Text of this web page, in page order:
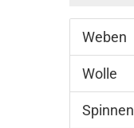
Weben
Wolle
Spinnen